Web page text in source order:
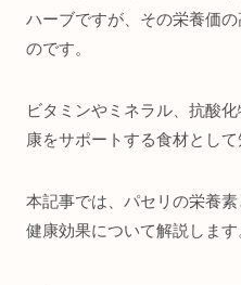
ハーブですが、その栄養価
のです。
ビタミンやミネラル、抗酸
康をサポートする食材として
本記事では、パセリの栄養
健康効果について解説します